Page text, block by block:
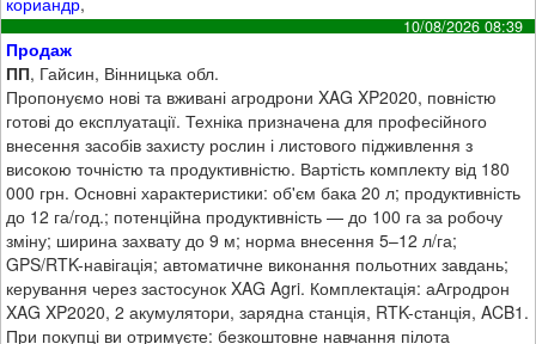
10/08/2026 08:39
Продаж
ПП, Гайсин, Вінницька обл.
Пропонуємо нові та вживані агродрони XAG XP2020, повністю
готові до експлуатації. Техніка призначена для професійного
внесення засобів захисту рослин і листового підживлення з
високою точністю та продуктивністю. Вартість комплекту від 180
000 грн. Основні характеристики: об'єм бака 20 л; продуктивність
до 12 га/год.; потенційна продуктивність — до 100 га за робочу
зміну; ширина захвату до 9 м; норма внесення 5–12 л/га;
GPS/RTK-навігація; автоматичне виконання польотних завдань;
керування через застосунок XAG Agri. Комплектація: аАгродрон
XAG XP2020, 2 акумулятори, зарядна станція, RTK-станція, ACB1.
При покупці ви отримуєте: безкоштовне навчання пілота